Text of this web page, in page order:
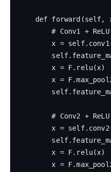
def forward(self,
# Conv1 + ReLU
x =
        x = F.relu(x)
x =
# Conv2 + ReLU
x =
        x = F.relu(x)
x =